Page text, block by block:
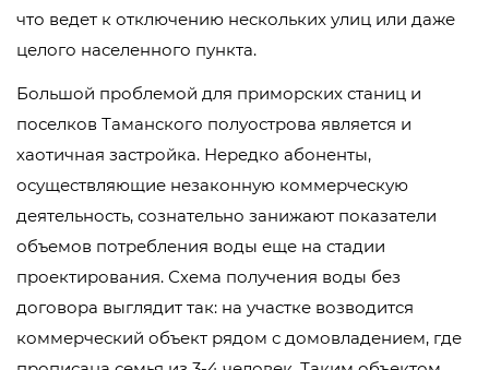
что ведет к отключению нескольких улиц или даже
целого населенного пункта.
Большой проблемой для приморских станиц и
поселков Таманского полуострова является и
хаотичная застройка. Нередко абоненты,
осуществляющие незаконную коммерческую
деятельность, сознательно занижают показатели
объемов потребления воды еще на стадии
проектирования. Схема получения воды без
договора выглядит так: на участке возводится
коммерческий объект рядом с домовладением, где